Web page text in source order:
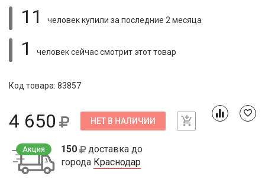
11 человек купили за последние 2 месяца
1 человек сейчас смотритэтот товар
Код товара: 83857
4 650 НЕТ В НАЛИЧИИ
Акция 150
доставка до
города Краснодар